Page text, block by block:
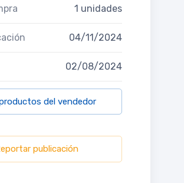
1 unidades
04/11/2024
02/08/2024
del vendedor
publicación